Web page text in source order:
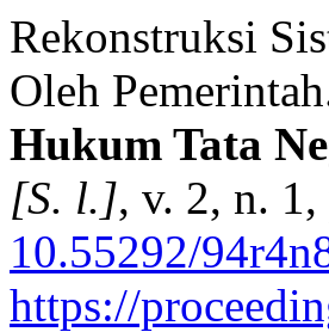
Rekonstruksi
Oleh
Hukum Tata
[S. l.], v. 2, n.
10.55292/
https://